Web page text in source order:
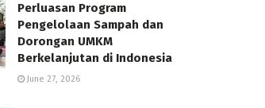
Perluasan Program
Pengelolaan Sampah dan
Dorongan UMKM
Berkelanjutan di Indonesia
June 27, 2026